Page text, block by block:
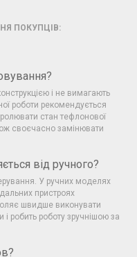
ПОКУПЦІВ:
і не вимагають
роботи рекомендується
стан тефлонової
своєчасно замінювати
від ручного?
У ручних моделях
пристроях
швидше виконувати
робить роботу зручнішою за